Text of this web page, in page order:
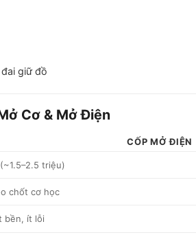
giữ đồ
Cơ & Mở Điện
CỐP MỞ ĐIỆN
triệu)
chốt cơ học
bền, ít lỗi